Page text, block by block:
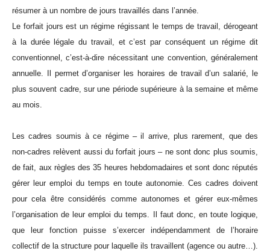
résumer à un nombre de jours travaillés dans l’année.
Le forfait jours est un régime régissant le temps de travail, dérogeant
à la durée légale du travail, et c’est par conséquent un régime dit
conventionnel, c’est-à-dire nécessitant une convention, généralement
annuelle. Il permet d’organiser les horaires de travail d’un salarié, le
plus souvent cadre, sur une période supérieure à la semaine et même
au mois.
Les cadres soumis à ce régime – il arrive, plus rarement, que des
non-cadres relèvent aussi du forfait jours – ne sont donc plus soumis,
de fait, aux règles des 35 heures hebdomadaires et sont donc réputés
gérer leur emploi du temps en toute autonomie. Ces cadres doivent
pour cela être considérés comme autonomes et gérer eux-mêmes
l’organisation de leur emploi du temps. Il faut donc, en toute logique,
que leur fonction puisse s’exercer indépendamment de l’horaire
collectif de la structure pour laquelle ils travaillent (agence ou autre…).